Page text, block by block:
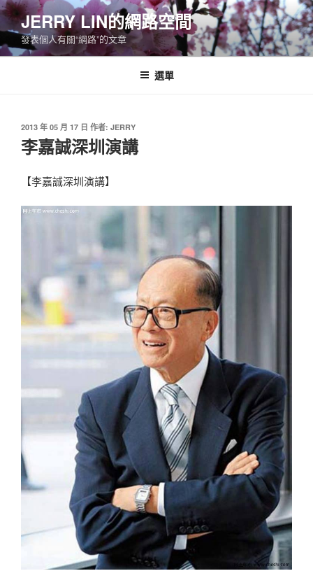
跳
至
主
要
JERRY LIN的網路空間
發表個人有關“網路”的文章
選單
發
佈
於
2013 年 05 月 17 日 作者: JERRY
李嘉誠深圳演講
【李嘉誠深圳演講】